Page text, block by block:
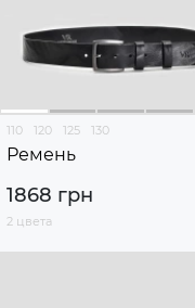
110 120 125 130
Ремень
1868 грн
2 цвета